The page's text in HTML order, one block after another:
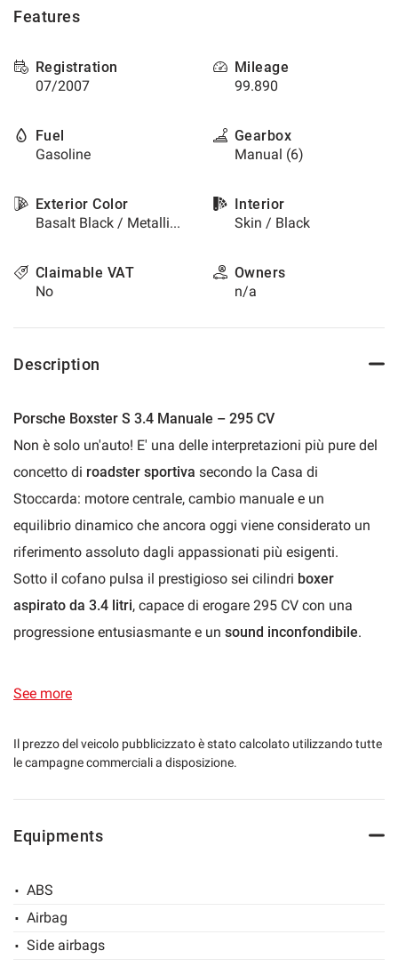
Features
Registration
07/2007
Mileage
99.890
Fuel
Gasoline
Gearbox
Manual (6)
Exterior Color
Basalt Black / Metallized
Interior
Skin / Black
Claimable VAT
No
Owners
n/a
Description
Porsche Boxster S 3.4 Manuale – 295 CV
Non è solo un'auto! E' una delle interpretazioni più pure del
concetto di roadster sportiva secondo la Casa di
Stoccarda: motore centrale, cambio manuale e un
equilibrio dinamico che ancora oggi viene considerato un
riferimento assoluto dagli appassionati più esigenti.
Sotto il cofano pulsa il prestigioso sei cilindri boxer
aspirato da 3.4 litri, capace di erogare 295 CV con una
progressione entusiasmante e un sound inconfondibile.
cambio manuale, offrendo un
trasmissioni automatiche.
La configurazione a motore centrale poi garantisce una
una sensazione di controllo che rende ogni curva
Il Nero Basalto Met.
splendido esemplare, considerato da molti appassionati
una delle Boxster più riuscite dal punto di vista estetico. Gli
See more
Il prezzo del veicolo pubblicizzato è stato calcolato utilizzando tutte
le campagne commerciali a disposizione.
Equipments
ABS
Airbag
Side airbags
information
on
usefulness
and
these
tracking
refer
policy.
You
review
change
at
time.
Needed cookies
User experience improvement cookies
Analytical cookies
Marketing cookies
policy
Save
settings